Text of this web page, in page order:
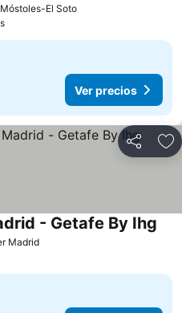
El Soto
Ver precios
Compartir
Madrid
- Getafe By Ihg